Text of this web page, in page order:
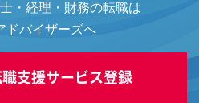
・経理・財務の転職は
ドバイザーズへ
支援サービス登録